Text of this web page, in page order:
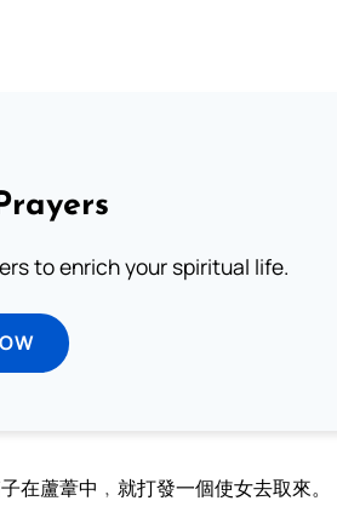
to enrich your spiritual life.
在蘆葦中﹐就打發一個使女去取來。